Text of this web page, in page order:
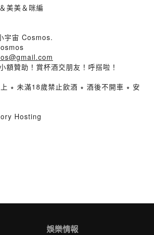
美美＆咪編
宇宙 Cosmos.
額贊助！賞杯酒交朋友！呼搭啦！
∗ 未滿18歲禁止飲酒 ∗ 酒後不開車 ∗ 安
Hosting
娛樂情報